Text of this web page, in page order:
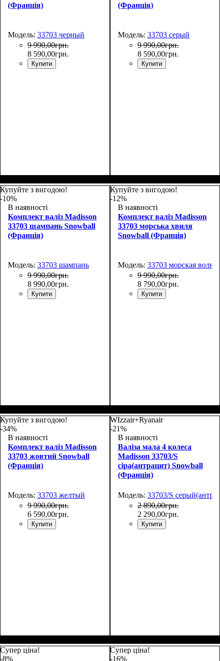
(Франція)
Модель: 33703 черный
9 990,00грн.
8 590,00грн.
Купити
(Франція)
Модель: 33703 серый
9 990,00грн.
8 590,00грн.
Купити
Купуйте з вигодою!
-10%
В наявності
Комплект валіз Madisson
33703 шампань Snowball
(Франція)
Модель: 33703 шампань
9 990,00грн.
8 990,00грн.
Купити
Купуйте з вигодою!
-12%
В наявності
Комплект валіз Madisson
33703 морська хвиля
Snowball (Франція)
Модель: 33703 морская волна
9 990,00грн.
8 790,00грн.
Купити
Купуйте з вигодою!
-34%
В наявності
Комплект валіз Madisson
33703 жовтий Snowball
(Франція)
Модель: 33703 желтый
9 990,00грн.
6 590,00грн.
Купити
WIzzair+Ryanair
-21%
В наявності
Валіза мала 4 колеса
Madisson 33703/S
сіра(антрацит) Snowball
(Франція)
Модель: 33703/S
2 890,00грн.
2 290,00грн.
Купити
55х36х20
Супер ціна!
-8%
Супер ціна!
-16%